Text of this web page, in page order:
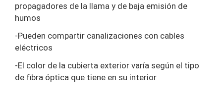
propagadores de la llama y de baja emisión de
humos
-Pueden compartir canalizaciones con cables
eléctricos
-El color de la cubierta exterior varía según el tipo
de fibra óptica que tiene en su interior